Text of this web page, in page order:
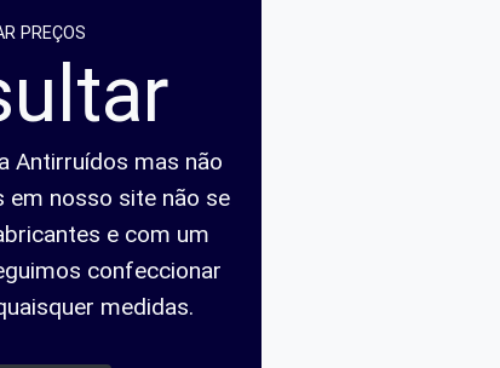
PREÇOS
Antirruídos mas não
em nosso site não se
e com um
confeccionar
medidas.